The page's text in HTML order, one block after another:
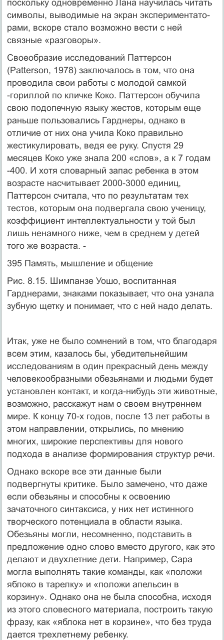
поскольку одновременно Лана научилась читать
символы, выводимые на экран экспериментато­
рами, вскоре стало возможно вести с ней
связные «разговоры».
Своеобразие исследований Паттерсон
(Patterson, 1978) заключалось в том, что она
проводила свои работы с молодой самкой
-гориллой по кличке Коко. Паттерсон обучила
свою подопечную языку жестов, которым еще
раньше пользовались Гарднеры, однако в
отличие от них она учила Коко правильно
жестикулировать, ведя ее руку. Спустя 29
месяцев Коко уже знала 200 «слов», а к 7 годам
-400. И хотя словарный запас ребенка в этом
возрасте насчитывает 2000-3000 единиц,
Паттерсон считала, что по результатам тех
тестов, которым она подвергала свою ученицу,
коэффициент интеллектуальности у той был
лишь ненамного ниже, чем в среднем у детей
того же возраста. -
395 Память, мышление и общение
Рис. 8.15. Шимпанзе Уошо, воспитан­ная
Гарднерами, знаками показывает, что она узнала
зубную щетку и пони­мает, что с ней надо делать.
Итак, уже не было сомнений в том, что благодаря
всем этим, казалось бы, убедительнейшим
исследованиям в один прекрасный день между
человекообразными обезьянами и людьми будет
установлен контакт, и когда-нибудь эти животные,
возможно, расскажут нам о своем внутреннем
мире. К концу 70-х годов, после 13 лет работы в
этом направлении, открылись, по мнению
многих, широкие перспективы для нового
подхода в анализе формирования структур речи.
Однако вскоре все эти данные были
подвергнуты критике. Было замечено, что даже
если обезьяны и способны к освоению
зачаточного синтаксиса, у них нет истинного
творческого потенциала в области языка.
Обезьяны могли, несомненно, подставить в
предложение одно слово вместо другого, как это
делают и двухлетние дети. Например, Сара
могла выполнять такие команды, как «положи
яблоко в тарелку» и «положи апельсин в
корзину». Однако она не была способна, исходя
из этого словесного материала, построить такую
фразу, как «яблока нет в корзине», что без труда
дается трехлетнему ребенку.